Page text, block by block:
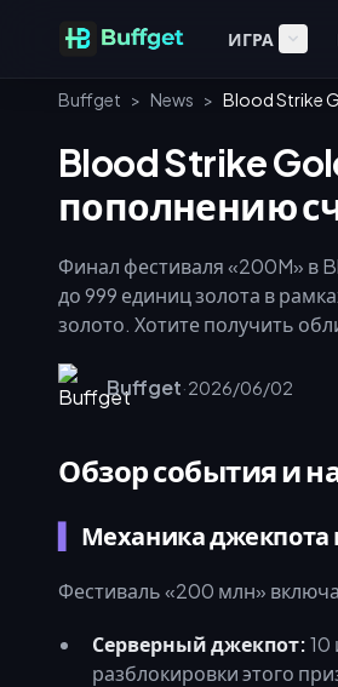
ИГРА
Buffget > News > Blood Strike
Blood Strike
пополнению
Финал фестиваля «200M» в
до 999 единиц золота в
золото. Хотите получить
эффективно использовать
премиального оружия до 29
Buffget·2026/06/02
Обзор события и
Механика
Фестиваль «200 млн»
Серверный джекпот:10
разблокировки этого